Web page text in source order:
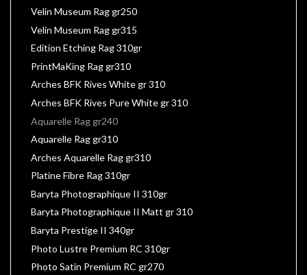
Velin Museum Rag gr250
Velin Museum Rag gr315
Edition Etching Rag 310gr
PrintMaKing Rag gr310
Arches BFK Rives White gr 310
Arches BFK Rives Pure White gr 310
Aquarelle Rag gr240
Aquarelle Rag gr310
Arches Aquarelle Rag gr310
Platine Fibre Rag 310gr
Baryta Photographique II 310gr
Baryta Photographique II Matt gr 310
Baryta Prestige II 340gr
Photo Lustre Premium RC 310gr
Photo Satin Premium RC gr270